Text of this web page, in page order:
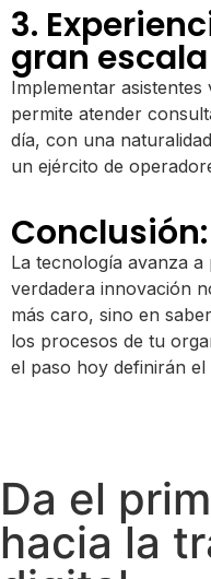
3.
gran escala
Implementar
permite atender
día, con una
un ejército de
Conclusión:
La tecnología avanza a
verdadera innovación
más caro, sino en
los procesos de tu
el paso hoy definirán
Da el
hacia la